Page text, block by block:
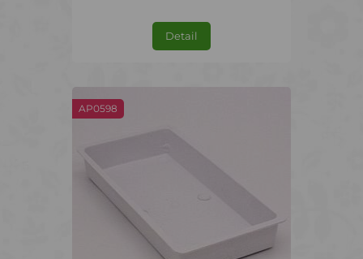
Detail
AP0598